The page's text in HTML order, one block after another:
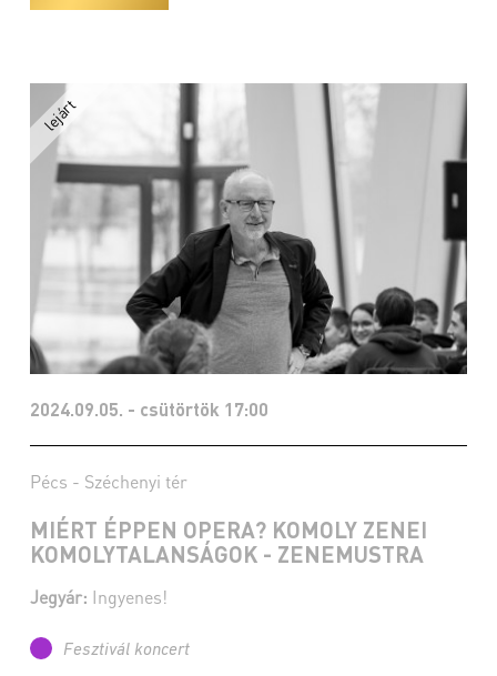
2024.09.05. - csütörtök 17:00
Pécs - Széchenyi tér
MIÉRT ÉPPEN OPERA? KOMOLY ZENEI
KOMOLYTALANSÁGOK - ZENEMUSTRA
Jegyár: Ingyenes!
Fesztivál koncert